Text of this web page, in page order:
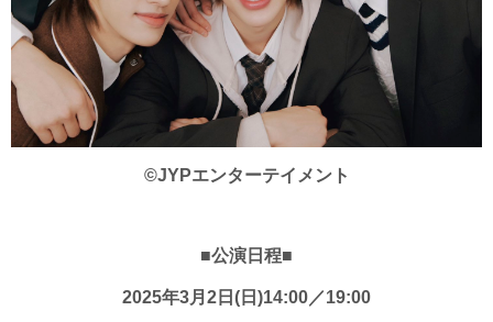
©JYPエンターテイメント
■公演日程■
2025年3月2日(日)14:00／19:00